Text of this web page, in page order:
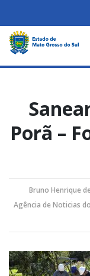
Porã –
Bruno Henrique
Agência de Noticias